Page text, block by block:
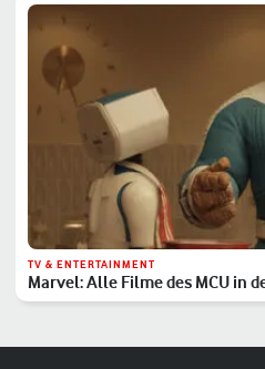
TV & ENTERTAINMENT
Marvel: Alle Filme des MCU in
Reihenfolge